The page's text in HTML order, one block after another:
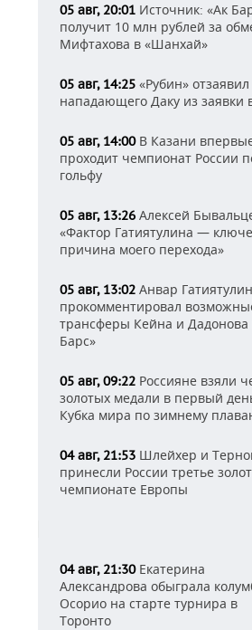
05 авг, 20:01 Источник: «Ак
получит 10 млн рублей за
Мифтахова в «Шанхай»
05 авг, 14:25 «Рубин» отзаявил
нападающего Даку из заявки
05 авг, 14:00В Казани
проходит чемпионат России
гольфу
05 авг, 13:26 Алексей
«Фактор Гатиятулина —
причина моего перехода»
05 авг, 13:02 Анвар Гатиятулин
прокомментировал
трансферы Кейна и Дадонова
Барс»
05 авг, 09:22 Россияне взяли
золотых медали в первый
Кубка мира по зимнему
04 авг, 21:53 Шлейхер и
принесли России третье
чемпионате Европы
04 авг, 21:30Екатерина
Александрова обыграла
Осорио на старте турнира в
Торонто